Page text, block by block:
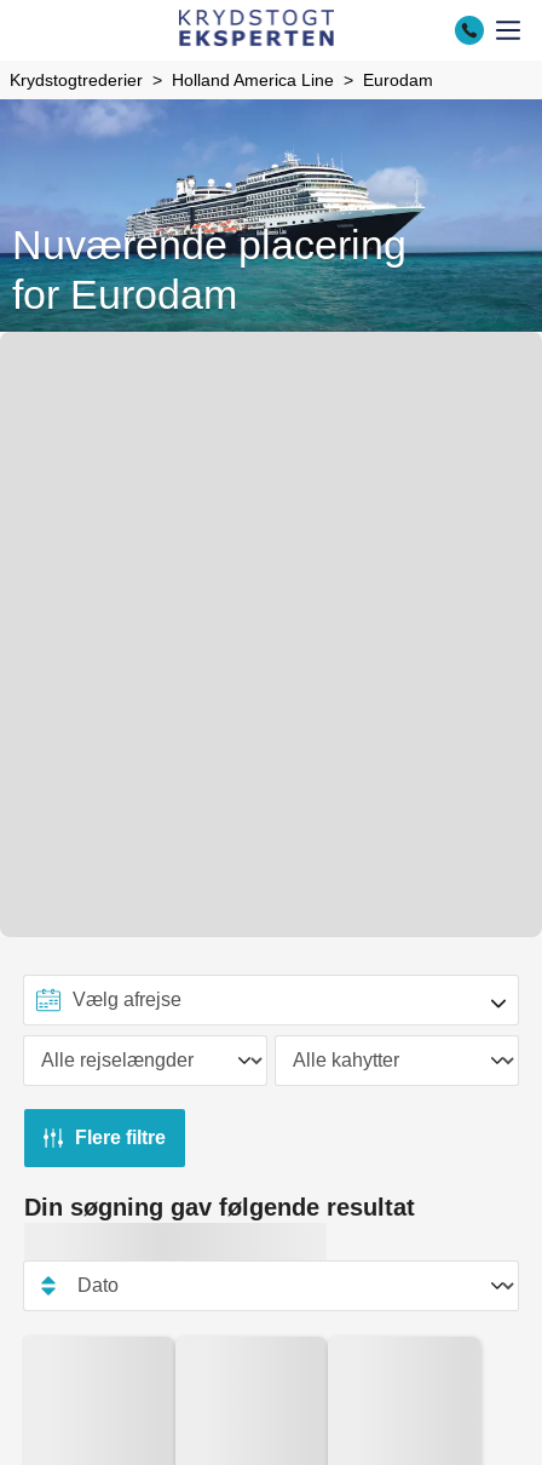
Krydstogtrederier Holland America Line Eurodam
Nuværende placering
for Eurodam
Flere filtre
Din søgning gav følgende resultat